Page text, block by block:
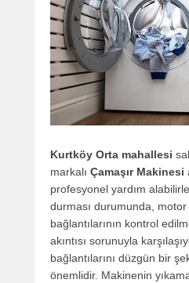
Kurtköy Orta mahallesi
markalı Çamaşır Makinesi
profesyonel yardım
durması durumunda,
bağlantılarının kontrol
akıntısı sorunuyla
bağlantılarını düzgün bir
önemlidir. Makinenin